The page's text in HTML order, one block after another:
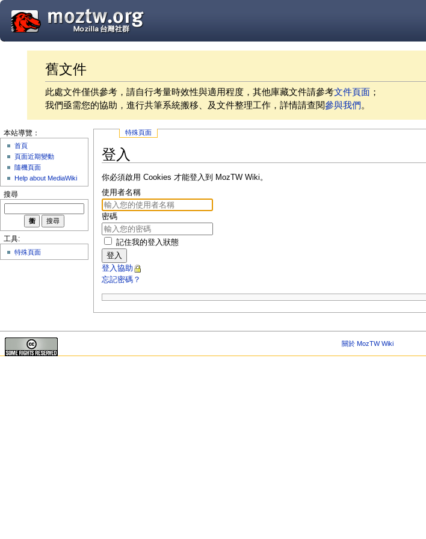
舊文件
此處文件僅供參考，請自行考量時效性與適用程度，其他庫藏文件請參考文件頁面 ；
我們亟需您的協助，進行共筆系統搬移、及文件整理工作，詳情請查閱參與我們。
特殊頁面
登入
你必須啟用 Cookies 才能登入到 MozTW Wiki。
使用者名稱
密碼
記住我的登入狀態
登入
登入協助
忘記密碼？
本站導覽：
首頁
頁面近期變動
隨機頁面
Help about MediaWiki
搜尋
工具:
特殊頁面
關於 MozTW Wiki